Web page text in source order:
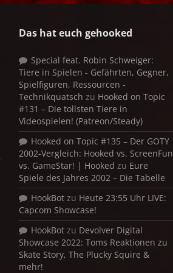
Das hat euch gehooked
Special feat. Robin Schweiger:
Tiere in Spielen - Gefährten, Gegner,
Spielfiguren, Ressourcen -
Technikquatsch zu Hooked on Topic
#131 – Die tollsten Tiere in
Videospielen! (Patreon/Steady)
Hooked on Topic #135 – Der GOTY
2002-Vergleich: Hooked vs. ScreenFun
vs. GameStar! | Hooked zu Eure
Spiele des Jahres 2002 – Die Tabelle
HookBot zu Heute 23:55 Uhr LIVE:
Capcom Showcase!
HookBot zu Devolver Digital
Showcase 2022: Toms Reaktionen zu
Skate Story, The Plucky Squire &
mehr!